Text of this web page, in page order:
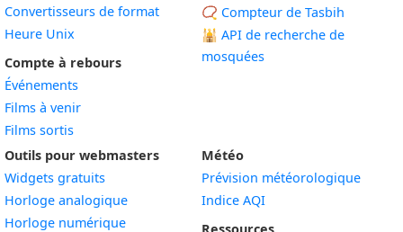
Convertisseurs de format
Heure Unix
Compte à rebours
Événements
Films à venir
Films sortis
📿 Compteur de Tasbih
🕌 API de recherche de
mosquées
Outils pour webmasters
Widgets gratuits
Horloge analogiqueWidget
Horloge numériqueWidget
Météo
Prévision météorologique
Indice AQI